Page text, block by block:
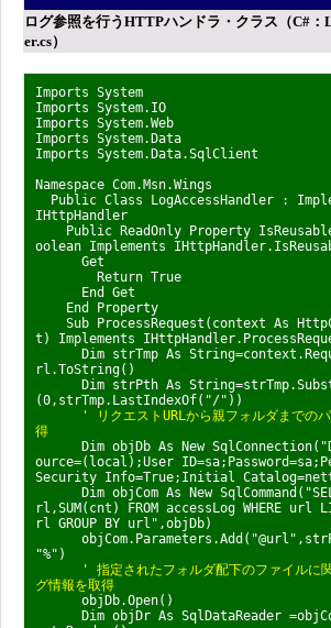
ログ参照を行うHTTPハンドラ・クラス（C#：
er.cs）
Imports System
Imports System.IO
Imports System.Web
Imports System.Data
Imports System.Data.SqlClient
Namespace Com.Msn.Wings
Public Class LogAccessHandler :
IHttpHandler
Public ReadOnly Property
oolean Implements
Get
Return True
End Get
End Property
Sub ProcessRequest(context As
t) Implements
Dim strTmp As
rl.ToString()
Dim strPth As
(0,strTmp.LastIndexOf("/"))
' リクエストURLから親フォルダまでの
得
Dim objDb As New
ource=(local);User
Security Info=True;Initial
Dim objCom As New
rl,SUM(cnt) FROM accessLog WHERE url
rl GROUP BY url",objDb)
"%")
' 指定されたフォルダ配下のファイルに
グ情報を取得
objDb.Open()
Dim objDr As SqlDataReader